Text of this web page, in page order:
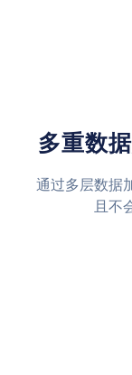
多重数
通过多层数据
且不